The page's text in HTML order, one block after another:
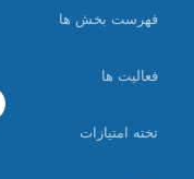
فهرست بخش ها
فعالیت ها
تخته امتیازات